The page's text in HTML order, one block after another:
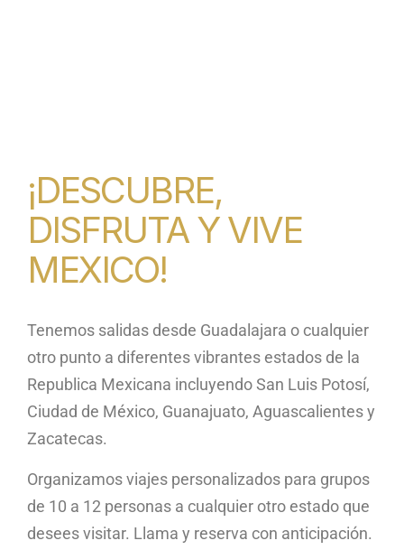
¡DESCUBRE,
DISFRUTA Y VIVE
MEXICO!
Tenemos salidas desde Guadalajara o cualquier
otro punto a diferentes vibrantes estados de la
Republica Mexicana incluyendo San Luis Potosí,
Ciudad de México, Guanajuato, Aguascalientes y
Zacatecas.
Organizamos viajes personalizados para grupos
de 10 a 12 personas a cualquier otro estado que
desees visitar. Llama y reserva con anticipación.